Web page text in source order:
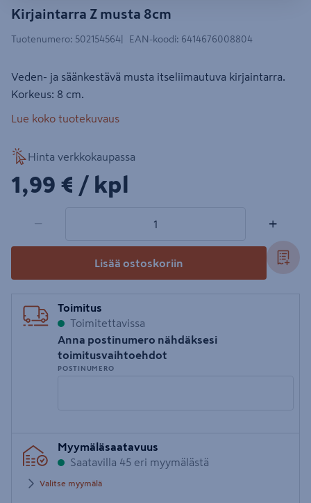
Kirjaintarra Z musta 8cm
Tuotenumero: 502154564 EAN-koodi: 6414676008804
Veden- ja säänkestävä musta itseliimautuva kirjaintarra.
Korkeus: 8 cm.
Lue koko tuotekuvaus
Hinta verkkokaupassa
1,99€/kpl
1,99 € / kpl
− +
Lisää ostoskoriin
Toimitus
Toimitettavissa
Anna postinumero nähdäksesi
toimitusvaihtoehdot
POSTINUMERO
postinumero
Myymäläsaatavuus
Saatavilla 45 eri myymälästä
Valitse myymälä